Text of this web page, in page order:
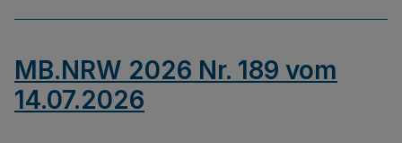
MB.NRW 2026 Nr. 189 vom
14.07.2026